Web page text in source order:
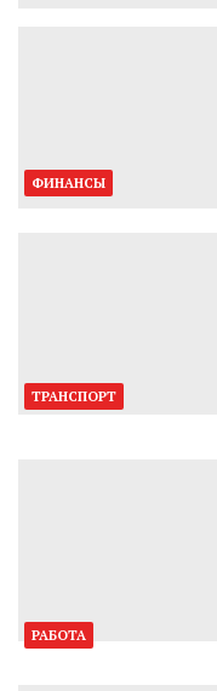
ФИНАНСЫ
ТРАНСПОРТ
РАБОТА